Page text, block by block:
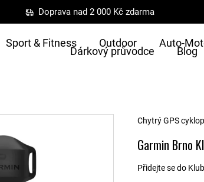
Doprava nad 2 000 Kč zdarma
Sport & Fitness Outdoor Auto-
Dárkový průvodce Blog
Chytrý GPS
Garmin Brno
Přidejte se do